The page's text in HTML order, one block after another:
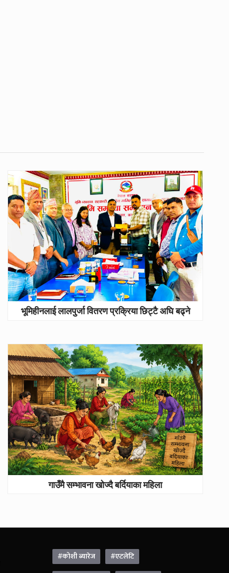
भूमिहीनलाई लालपुर्जा वितरण प्रक्रिया छिट्टै अघि बढ्ने
गाउँमै सम्भावना खोज्दै बर्दियाका महिला
#कोशी ब्यारेज
#एटलेटि